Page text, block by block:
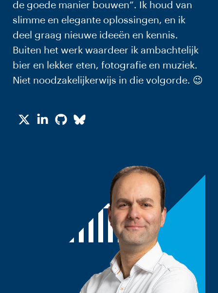
de goede manier bouwen”. Ik houd van
slimme en elegante oplossingen, en ik
deel graag nieuwe ideeën en kennis.
Buiten het werk waardeer ik ambachtelijk
bier en lekker eten, fotografie en muziek.
Niet noodzakelijkerwijs in die volgorde. 😉